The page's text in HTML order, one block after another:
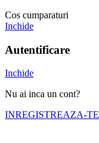
Cos cumparaturi
Inchide
Autentificare
Inchide
Nu ai inca un cont?
INREGISTREAZA-TE